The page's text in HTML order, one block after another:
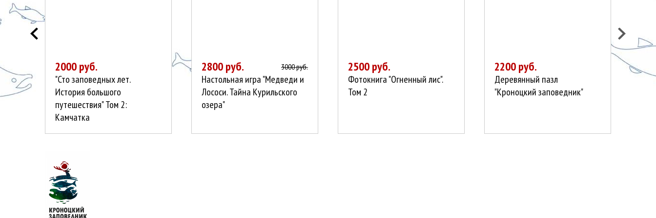
2000 руб.
"Сто заповедных лет.
История большого
путешествия" Том 2:
Камчатка
2800 руб. 3000 руб.
Настольная игра "Медведи и
Лососи. Тайна Курильского
озера"
2500 руб.
Фотокнига "Огненный лис".
Том 2
2200 руб.
Деревянный пазл
"Кроноцкий заповедник"